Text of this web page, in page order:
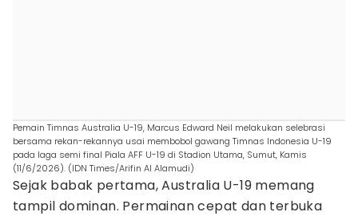
Pemain Timnas Australia U-19, Marcus Edward Neil melakukan selebrasi
bersama rekan-rekannya usai membobol gawang Timnas Indonesia U-19
pada laga semi final Piala AFF U-19 di Stadion Utama, Sumut, Kamis
(11/6/2026). (IDN Times/Arifin Al Alamudi)
Sejak babak pertama, Australia U-19 memang
tampil dominan. Permainan cepat dan terbuka